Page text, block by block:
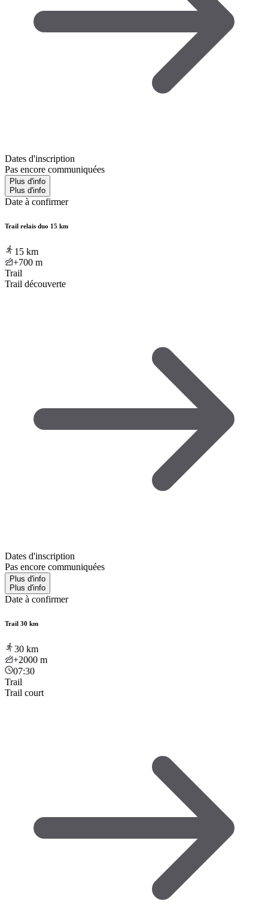
Dates d'inscription
Pas encore communiquées
Plus d'info
Plus d'info
Date à confirmer
Trail relais duo 15 km
15 km
+700 m
Trail
Trail découverte
Dates d'inscription
Pas encore communiquées
Plus d'info
Plus d'info
Date à confirmer
Trail 30 km
30 km
+2000 m
07:30
Trail
Trail court